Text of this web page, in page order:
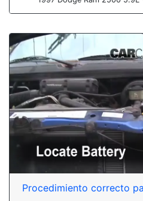
Procedimiento correcto